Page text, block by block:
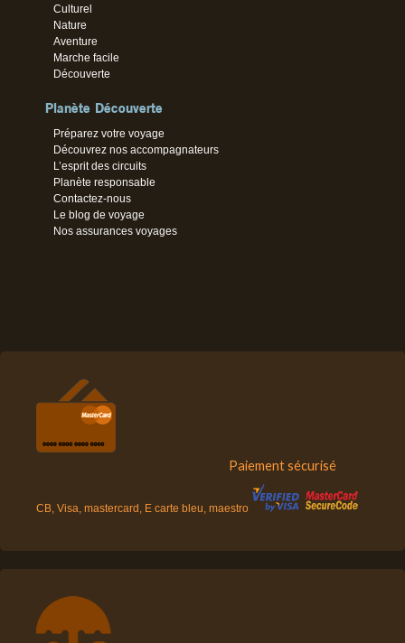
Culturel
Nature
Aventure
Marche facile
Découverte
Planète Découverte
Préparez votre voyage
Découvrez nos accompagnateurs
L’esprit des circuits
Planète responsable
Contactez-nous
Le blog de voyage
Nos assurances voyages
Paiement sécurisé
CB, Visa, mastercard, E carte bleu, maestro